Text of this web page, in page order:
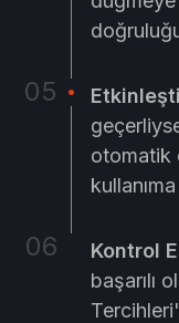
otomatik
Kontrol
başarılı